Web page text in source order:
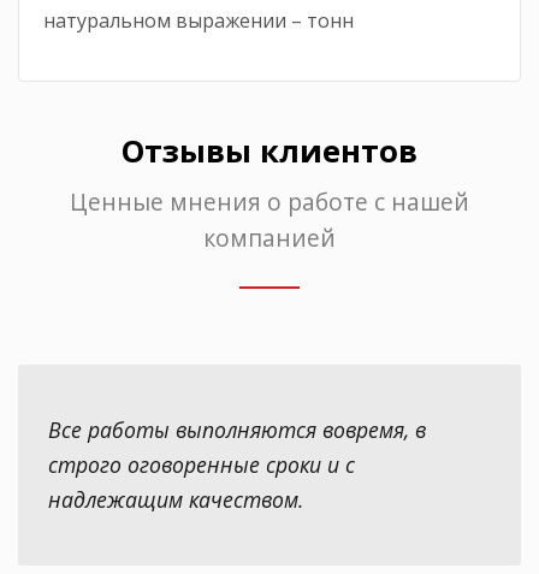
натуральном выражении – тонн
Отзывы клиентов
Ценные мнения о работе с нашей
компанией
Все работы выполняются вовремя, в
строго оговоренные сроки и с
надлежащим качеством.